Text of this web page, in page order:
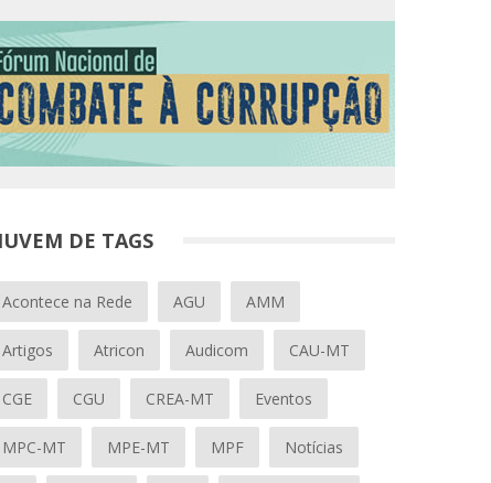
DE TAGS
Acontece na Rede AGU AMM
Artigos Atricon Audicom CAU-MT
CGE CGU CREA-MT Eventos
MPC-MT MPE-MT MPF Notícias